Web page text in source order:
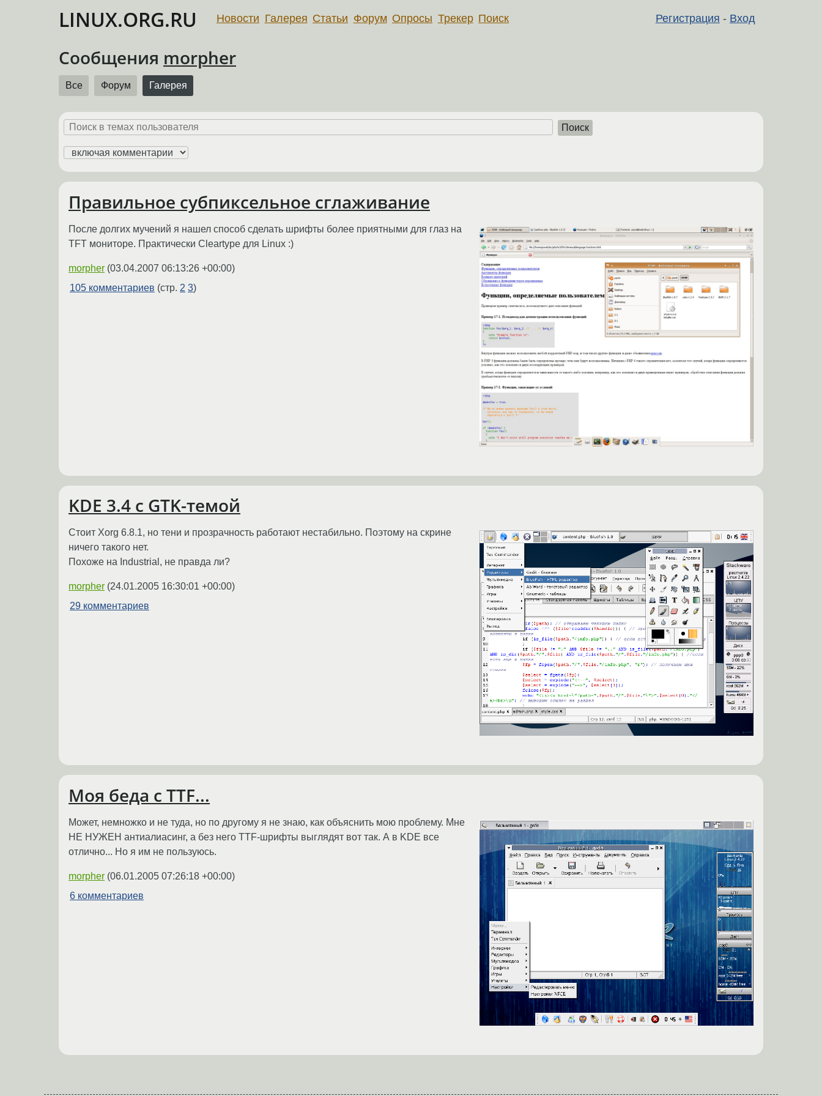
LINUX.ORG.RU Регистрация - Вход
Новости Галерея Статьи Форум Опросы Трекер Поиск
Сообщения morpher
Все Форум Галерея
Поиск
Правильное субпиксельное сглаживание
После долгих мучений я нашел способ сделать шрифты более приятными для глаз на
TFT мониторе. Практически Cleartype для Linux :)
morpher (03.04.2007 06:13:26 +00:00)
105 комментариев (стр. 2 3)
KDE 3.4 c GTK-темой
Стоит Xorg 6.8.1, но тени и прозрачность работают нестабильно. Поэтому на скрине
ничего такого нет.
Похоже на Industrial, не правда ли?
morpher (24.01.2005 16:30:01 +00:00)
29 комментариев
Моя беда с TTF...
Может, немножко и не туда, но по другому я не знаю, как объяснить мою проблему. Мне
НЕ НУЖЕН антиалиасинг, а без него TTF-шрифты выглядят вот так. А в KDE все
отлично... Но я им не пользуюсь.
morpher (06.01.2005 07:26:18 +00:00)
6 комментариев